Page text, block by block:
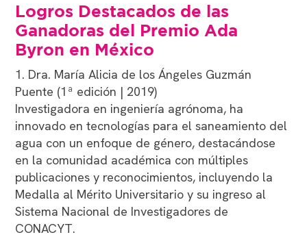
Logros Destacados de las
Ganadoras del Premio Ada
Byron en México
1. Dra. María Alicia de los Ángeles Guzmán
Puente (1ª edición | 2019)
Investigadora en ingeniería agrónoma, ha
innovado en tecnologías para el saneamiento del
agua con un enfoque de género, destacándose
en la comunidad académica con múltiples
publicaciones y reconocimientos, incluyendo la
Medalla al Mérito Universitario y su ingreso al
Sistema Nacional de Investigadores de
CONACYT.